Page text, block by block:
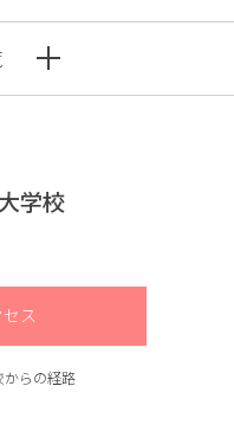
学校
ス
からの経路